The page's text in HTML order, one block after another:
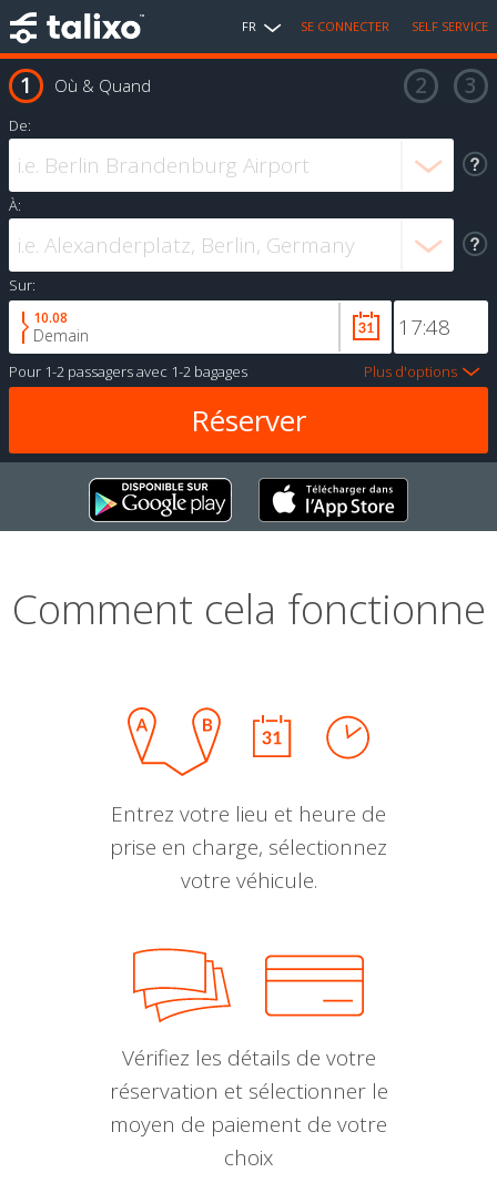
FR SE CONNECTER SELF SERVICE
Où & Quand
De:
À:
Sur:
10.08
Demain
Pour 1-2 passagersavec 1-2 bagages Plus d'options
Comment cela fonctionne
Entrez votre lieu et heure de
prise en charge, sélectionnez
votre véhicule.
Vérifiez les détails de votre
réservation et sélectionner le
moyen de paiement de votre
choix